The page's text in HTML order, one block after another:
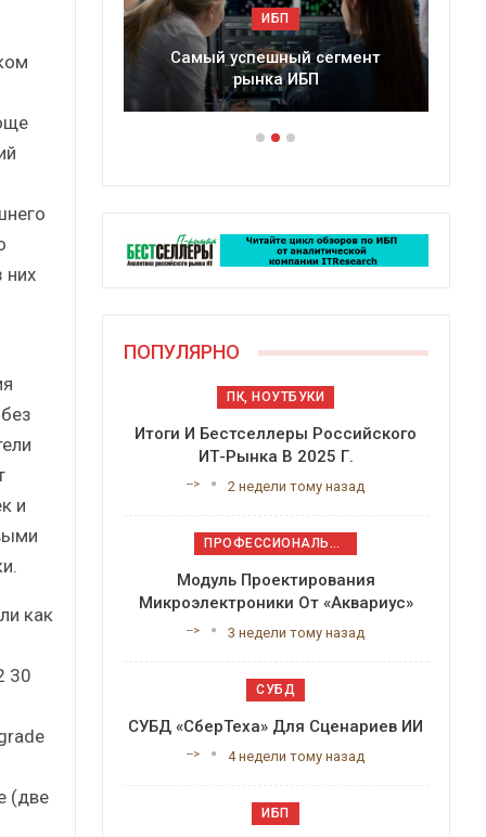
них
и
как
30
(две
ИБП
Подкосят ли глобальные угрозы
российский рынок ИБП?
ПОПУЛЯРНО
ПК, НОУТБУКИ
Итоги И Бестселлеры Российского
ИТ-Рынка В 2025 Г.
--> 2 недели тому назад
ПРОФЕССИОНАЛЬНОЕ ПРИКЛАДНОЕ ПО
Модуль Проектирования
Микроэлектроники От «Аквариус»
--> 3 недели тому назад
СУБД
СУБД «СберТеха» Для Сценариев ИИ
--> 4 недели тому назад
ИБП